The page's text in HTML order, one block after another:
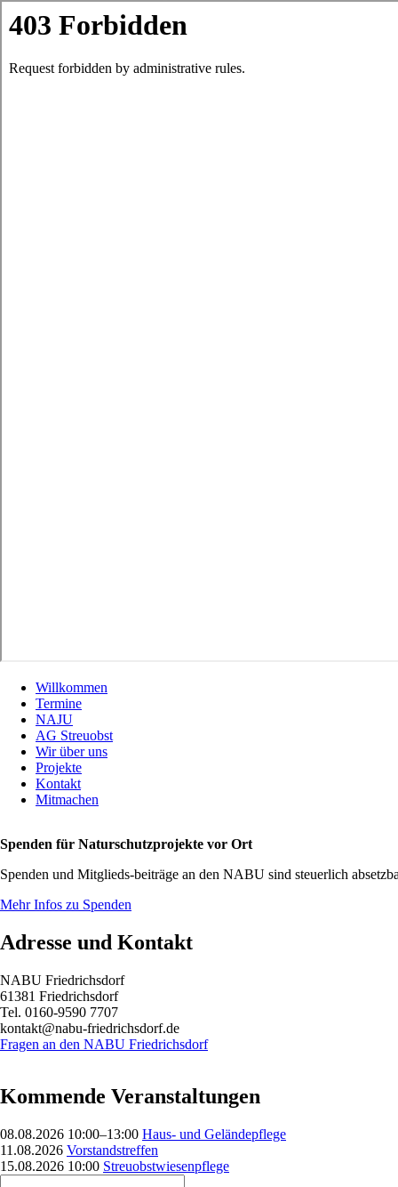
Willkommen
Termine
NAJU
AG Streuobst
Wir über uns
Projekte
Kontakt
Mitmachen
Spenden für Naturschutzprojekte vor Ort
Spenden und Mitglieds-beiträge an den NABU sind steuerlich
Mehr Infos zu Spenden
Adresse und Kontakt
NABU Friedrichsdorf
61381 Friedrichsdorf
Tel. 0160-9590 7707
kontakt@nabu-friedrichsdorf.de
Fragen an den NABU Friedrichsdorf
Kommende Veranstaltungen
08.08.2026 10:00–13:00 Haus- und Geländepflege
11.08.2026 Vorstandstreffen
15.08.2026 10:00 Streuobstwiesenpflege